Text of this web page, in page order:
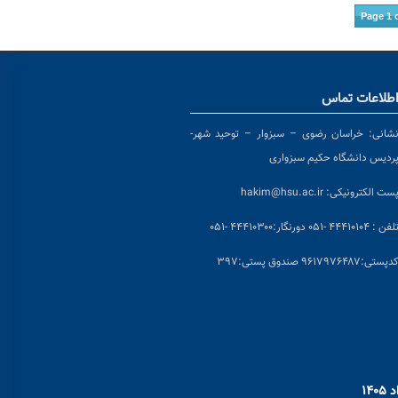
Page 1
تماس
خراسان رضوی – سبزوار – توحید شهر-
دانشگاه حکیم سبزواری
الکترونیکی: hakim@hsu.ac.ir
: ۴۴۴۱۰۱۰۴ -۰۵۱ دورنگار:۴۴۴۱۰۳۰۰ -۰۵۱
پستی:۹۶۱۷۹۷۶۴۸۷ صندوق پستی:۳۹۷